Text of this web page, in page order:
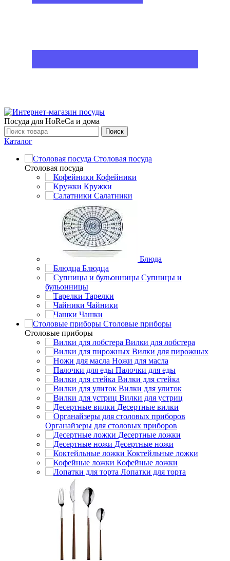
Посуда для HoReCa и дома
Поиск
Каталог
Столовая посуда
Столовая посуда
Кофейники
Кружки
Салатники
Блюда
Блюдца
Супницы и
бульонницы
Тарелки
Чайники
Чашки
Cтоловые приборы
Cтоловые приборы
Вилки для лобстера
Вилки для пирожных
Ножи для масла
Палочки для еды
Вилки для стейка
Вилки для улиток
Вилки для устриц
Десертные вилки
Органайзеры для столовых приборов
Десертные ложки
Десертные ножи
Коктейльные ложки
Кофейные ложки
Лопатки для торта